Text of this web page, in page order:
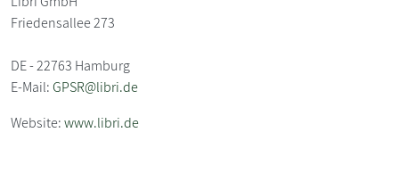
Friedensallee 273
DE - 22763 Hamburg
E-Mail:GPSR@libri.de
Website:www.libri.de